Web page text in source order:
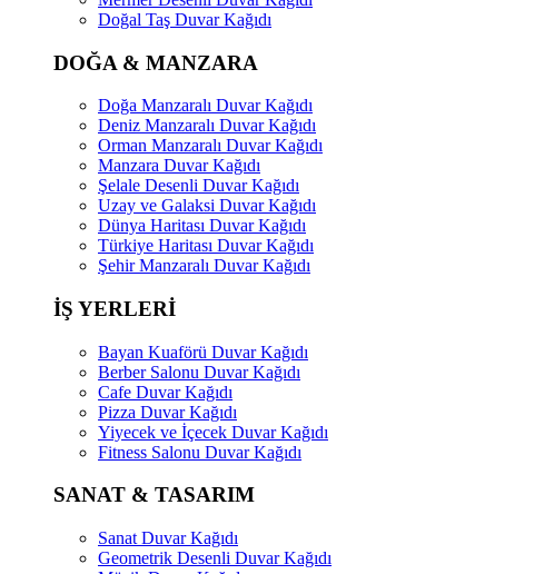
Doğal Taş Duvar Kağıdı
DOĞA & MANZARA
Doğa Manzaralı Duvar Kağıdı
Deniz Manzaralı Duvar Kağıdı
Orman Manzaralı Duvar Kağıdı
Manzara Duvar Kağıdı
Şelale Desenli Duvar Kağıdı
Uzay ve Galaksi Duvar Kağıdı
Dünya Haritası Duvar Kağıdı
Türkiye Haritası Duvar Kağıdı
Şehir Manzaralı Duvar Kağıdı
İŞ YERLERİ
Bayan Kuaförü Duvar Kağıdı
Berber Salonu Duvar Kağıdı
Cafe Duvar Kağıdı
Pizza Duvar Kağıdı
Yiyecek ve İçecek Duvar Kağıdı
Fitness Salonu Duvar Kağıdı
SANAT & TASARIM
Sanat Duvar Kağıdı
Geometrik Desenli Duvar Kağıdı